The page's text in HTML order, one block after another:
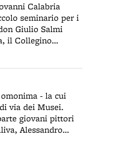
Calabria
seminario per i
Giulio Salmi
il Collegino
per la
- la cui
via dei Musei.
giovani pittori
Alessandro
e neo-